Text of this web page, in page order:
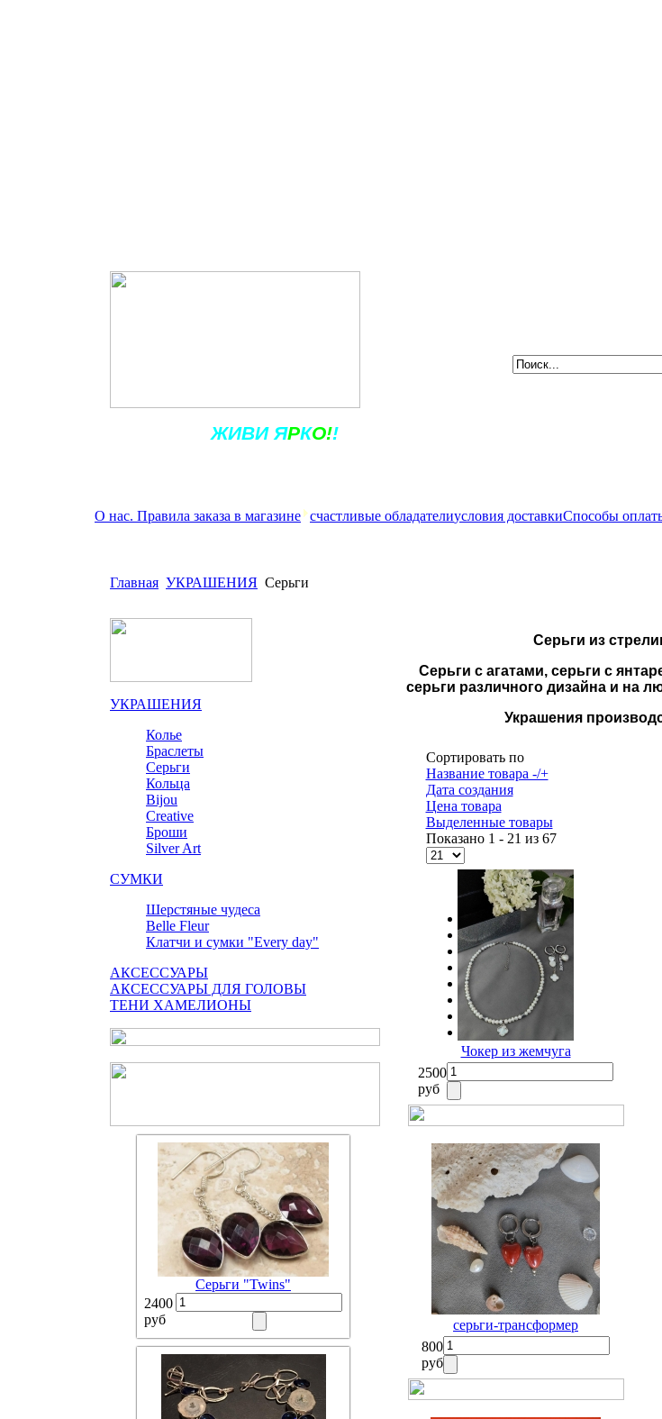
ЖИВИ ЯРКО!!
О нас. Правила заказа в магазине счастливые обладателиусловия доставкиСпособы
Главная УКРАШЕНИЯ Серьги
УКРАШЕНИЯ
Колье
Браслеты
Серьги
Кольца
Bijou
Сreative
Броши
Silver Art
СУМКИ
Шерстяные чудеса
Belle Fleur
Клатчи и сумки "Every day"
АКСЕССУАРЫ
АКСЕССУАРЫ ДЛЯ ГОЛОВЫ
ТЕНИ ХАМЕЛИОНЫ
Серьги "Twins"
2400
руб
Серьги из
Серьги с агатами, серьги с
серьги различного дизайна и на
Украшения
Сортировать по
Название товара -/+
Дата создания
Цена товара
Выделенные товары
Показано 1 - 21 из 67
Назад
1
2
3
4
Вперёд
Чокер из жемчуга
2500
руб
серьги-трансформер
800
руб